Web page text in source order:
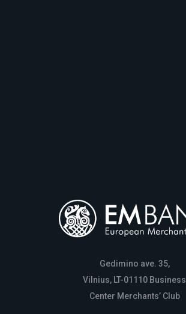
Gedimino ave. 35,
Vilnius, LT-01110 Business
Center Merchants’ Club